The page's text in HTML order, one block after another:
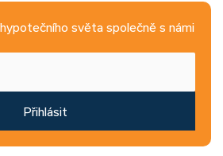
světa společně s námi
Přihlásit